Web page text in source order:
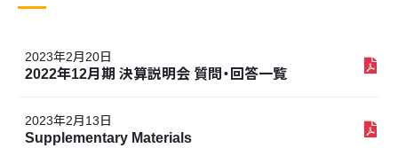
2023年2月20日
2022年12月期 決算説明会 質問・回答一覧
2023年2月13日
Supplementary Materials